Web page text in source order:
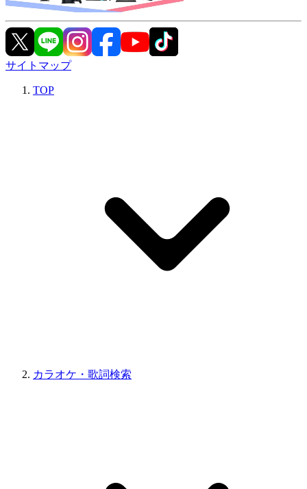
サイトマップ
TOP
カラオケ・歌詞検索